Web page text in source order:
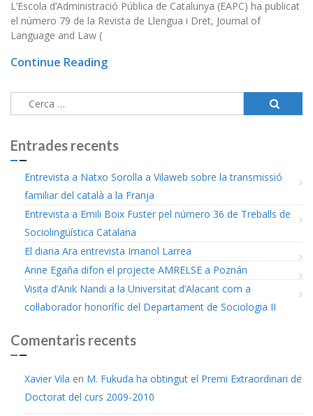
L’Escola d’Administració Pública de Catalunya (EAPC) ha publicat
el número 79 de la Revista de Llengua i Dret, Journal of
Language and Law (
Continue Reading
Cerca:
Entrades recents
Entrevista a Natxo Sorolla a Vilaweb sobre la transmissió
familiar del català a la Franja
Entrevista a Emili Boix Fuster pel número 36 de Treballs de
Sociolingüística Catalana
El diaria Ara entrevista Imanol Larrea
Anne Egaña difon el projecte AMRELSE a Poznán
Visita d’Anik Nandi a la Universitat d’Alacant com a
col·laborador honorífic del Departament de Sociologia II
Comentaris recents
Xavier Vila en M. Fukuda ha obtingut el Premi Extraordinari de
Doctorat del curs 2009-2010